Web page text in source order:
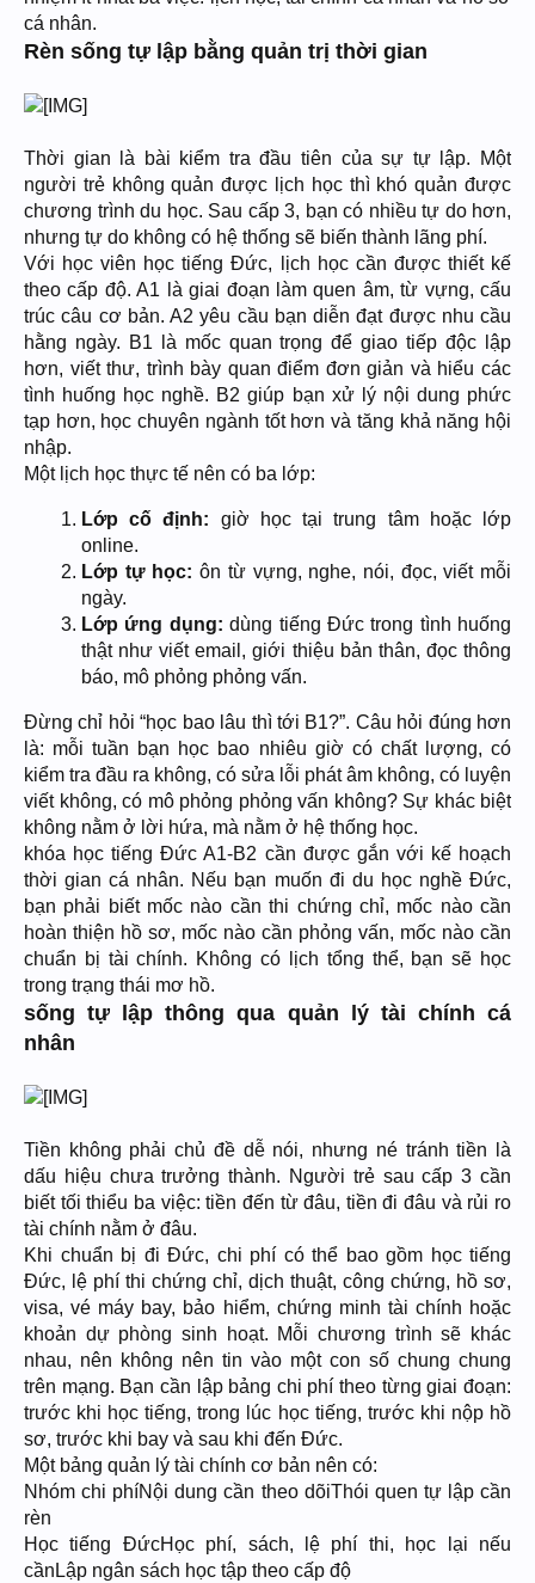
cá nhân.
Rèn sống tự lập bằng quản trị thời gian
Thời gian là bài kiểm tra đầu tiên của sự tự lập. Một
người trẻ không quản được lịch học thì khó quản được
chương trình du học. Sau cấp 3, bạn có nhiều tự do hơn,
nhưng tự do không có hệ thống sẽ biến thành lãng phí.
Với học viên học tiếng Đức, lịch học cần được thiết kế
theo cấp độ. A1 là giai đoạn làm quen âm, từ vựng, cấu
trúc câu cơ bản. A2 yêu cầu bạn diễn đạt được nhu cầu
hằng ngày. B1 là mốc quan trọng để giao tiếp độc lập
hơn, viết thư, trình bày quan điểm đơn giản và hiểu các
tình huống học nghề. B2 giúp bạn xử lý nội dung phức
tạp hơn, học chuyên ngành tốt hơn và tăng khả năng hội
nhập.
Một lịch học thực tế nên có ba lớp:
Lớp cố định: giờ học tại trung tâm hoặc lớp
online.
Lớp tự học: ôn từ vựng, nghe, nói, đọc, viết mỗi
ngày.
Lớp ứng dụng: dùng tiếng Đức trong tình huống
thật như viết email, giới thiệu bản thân, đọc thông
báo, mô phỏng phỏng vấn.
Đừng chỉ hỏi “học bao lâu thì tới B1?”. Câu hỏi đúng hơn
là: mỗi tuần bạn học bao nhiêu giờ có chất lượng, có
kiểm tra đầu ra không, có sửa lỗi phát âm không, có luyện
viết không, có mô phỏng phỏng vấn không? Sự khác biệt
không nằm ở lời hứa, mà nằm ở hệ thống học.
khóa học tiếng Đức A1-B2 cần được gắn với kế hoạch
thời gian cá nhân. Nếu bạn muốn đi du học nghề Đức,
bạn phải biết mốc nào cần thi chứng chỉ, mốc nào cần
hoàn thiện hồ sơ, mốc nào cần phỏng vấn, mốc nào cần
chuẩn bị tài chính. Không có lịch tổng thể, bạn sẽ học
trong trạng thái mơ hồ.
sống tự lập thông qua quản lý tài chính cá
nhân
Tiền không phải chủ đề dễ nói, nhưng né tránh tiền là
dấu hiệu chưa trưởng thành. Người trẻ sau cấp 3 cần
biết tối thiểu ba việc: tiền đến từ đâu, tiền đi đâu và rủi ro
tài chính nằm ở đâu.
Khi chuẩn bị đi Đức, chi phí có thể bao gồm học tiếng
Đức, lệ phí thi chứng chỉ, dịch thuật, công chứng, hồ sơ,
visa, vé máy bay, bảo hiểm, chứng minh tài chính hoặc
khoản dự phòng sinh hoạt. Mỗi chương trình sẽ khác
nhau, nên không nên tin vào một con số chung chung
trên mạng. Bạn cần lập bảng chi phí theo từng giai đoạn:
trước khi học tiếng, trong lúc học tiếng, trước khi nộp hồ
sơ, trước khi bay và sau khi đến Đức.
Một bảng quản lý tài chính cơ bản nên có:
Nhóm chi phíNội dung cần theo dõiThói quen tự lập cần
rèn
Học tiếng ĐứcHọc phí, sách, lệ phí thi, học lại nếu
cầnLập ngân sách học tập theo cấp độ